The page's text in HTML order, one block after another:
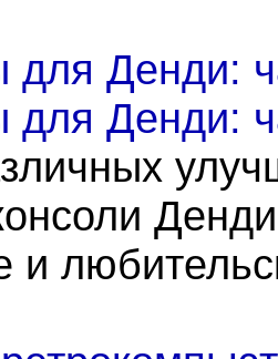
для Денди:
для Денди:
и